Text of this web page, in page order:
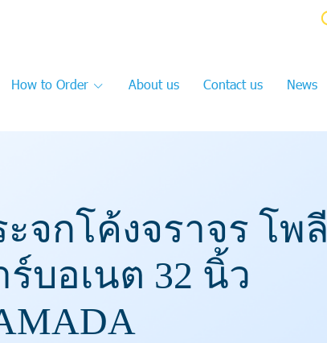
How to Order About us Contact us News
ะจกโค้งจราจร โพลี
ร์บอเนต 32 นิ้ว